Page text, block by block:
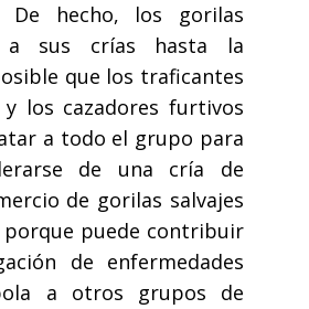
De hecho, los gorilas
a sus crías hasta la
que los traficantes
y los cazadores furtivos
a todo el grupo para
de una cría de
de gorilas salvajes
porque puede contribuir
de enfermedades
a otros grupos de